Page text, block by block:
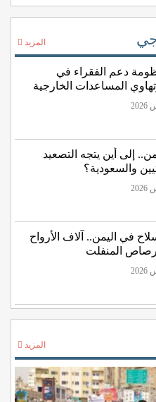
المزيد
دعم الفقراء في
المساعدات الخارجية
إلى أين يتجه التصعيد
والسعودية؟
في اليمن.. آلاف الأرواح
المنفلت
المزيد